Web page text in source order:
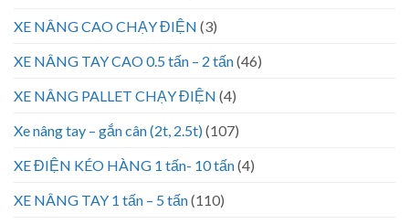
XE NÂNG CAO CHẠY ĐIỆN (3)
XE NÂNG TAY CAO 0.5 tấn – 2 tấn(46)
XE NÂNG PALLET CHẠY ĐIỆN (4)
Xe nâng tay – gắn cân (2t, 2.5t)(107)
XE ĐIỆN KÉO HÀNG 1 tấn- 10 tấn(4)
XE NÂNG TAY 1 tấn – 5 tấn(110)